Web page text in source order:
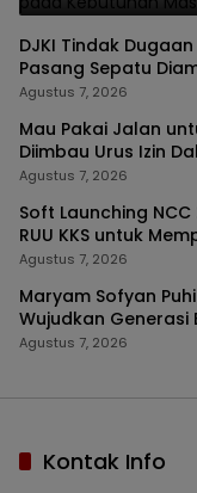
DJKI Tindak
Pasang Sepatu
Agustus 7, 2026
Mau Pakai Jalan
Diimbau Urus Izin
Agustus 7, 2026
Soft Launching
RUU KKS untuk
Indonesia
Agustus 7, 2026
Maryam Sofyan
Wujudkan Generasi
Agustus 7, 2026
Kontak Info